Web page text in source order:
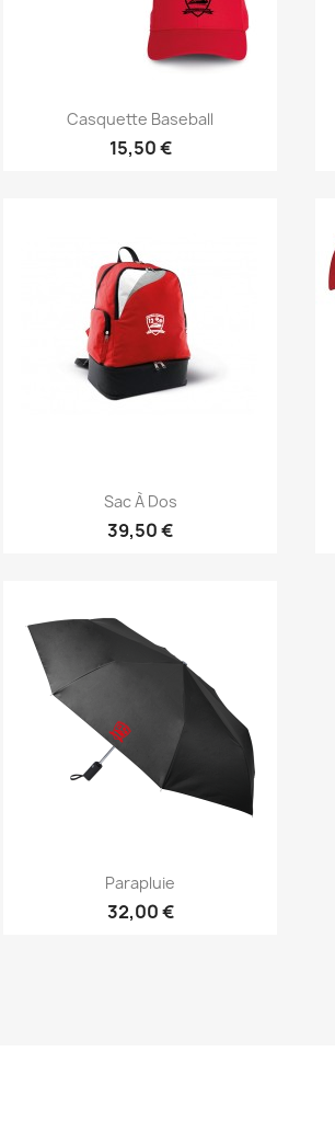
Casquette Baseball
15,50 €
Sac À Dos
39,50 €
Parapluie
32,00 €